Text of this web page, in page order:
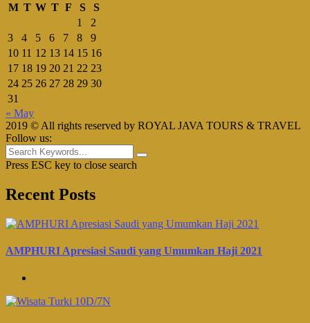
M T W T F S
S
1
2
3
4 5 6 7 8
9
10 11 12 13 14 15 16
17 18 19 20 21 22 23
24 25 26 27 28 29 30
31
« May
2019 © All rights reserved by ROYAL JAVA TOURS & TRAVEL
Follow us:
Press ESC key to close search
Recent Posts
AMPHURI Apresiasi Saudi yang Umumkan Haji 2021